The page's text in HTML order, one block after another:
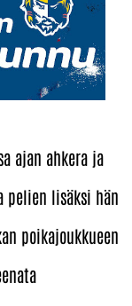
ajan ahkera ja
lisäksi hän
poikajoukkueen